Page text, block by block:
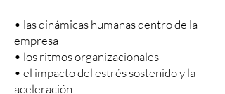
• las dinámicas humanas dentro de la
empresa
• los ritmos organizacionales
• el impacto del estrés sostenido y la
aceleración